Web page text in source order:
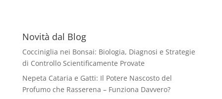
Novità dal Blog
Cocciniglia nei Bonsai: Biologia, Diagnosi e Strategie
di Controllo Scientificamente Provate
Nepeta Cataria e Gatti: Il Potere Nascosto del
Profumo che Rasserena – Funziona Davvero?